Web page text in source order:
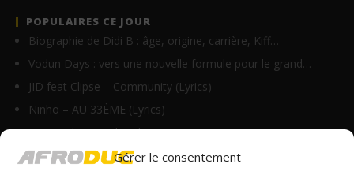
Gérer le consentement
POPULAIRES CE JOUR
Biographie de Didi B : âge, origine, carrière, Kiff…
Vodun Days : vers une nouvelle formule pour le grand…
JID feat Clipse – Community (Lyrics)
Ninho – AU 33ÈME (Lyrics)
Vano Baby – Do bandi min (Lyrics)
Defty – Pull up (Lyrics)